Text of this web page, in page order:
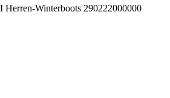
Winterboots 290222000000